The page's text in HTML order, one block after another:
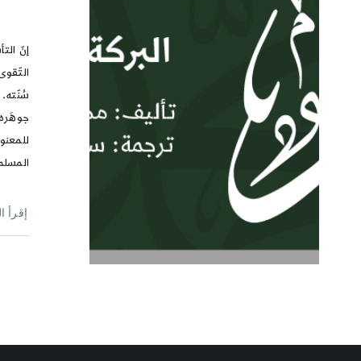
إنّ
سُنّته.
إقرأ